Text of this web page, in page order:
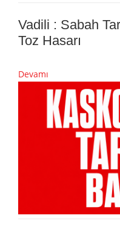
Vadili : Sabah
Toz Hasarı
Devamı